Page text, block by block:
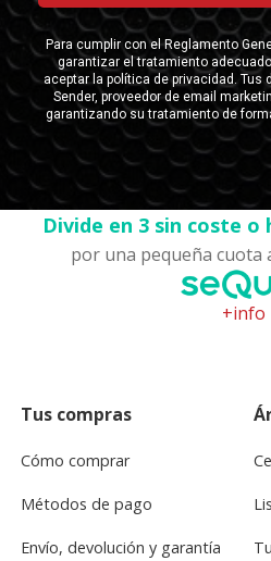
Divide en 3 sin coste o
por una pequeña cuota
+info
Tus compras
Cómo comprar
Métodos de pago
Envío, devolución y garantía